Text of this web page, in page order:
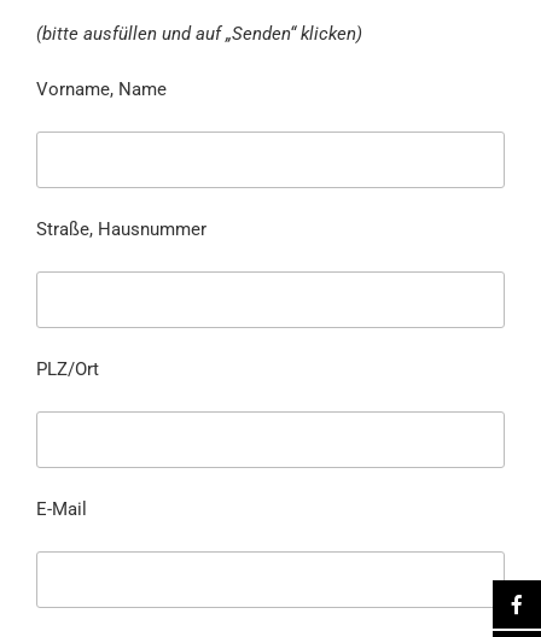
(bitte ausfüllen und auf „Senden“ klicken)
Vorname, Name
Straße, Hausnummer
PLZ/Ort
E-Mail